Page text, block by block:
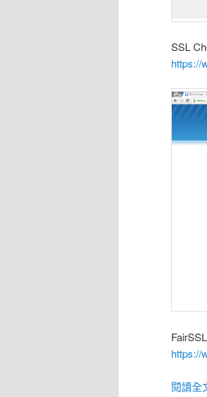
SSL
https://
https://
閱讀全